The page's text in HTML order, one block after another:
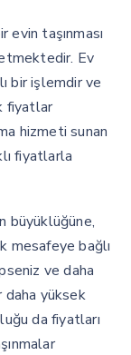
evin taşınması
Ev
bir işlemdir ve
fiyatlar
hizmeti sunan
fiyatlarla
büyüklüğüne,
mesafeye bağlı
ve daha
daha yüksek
da fiyatları